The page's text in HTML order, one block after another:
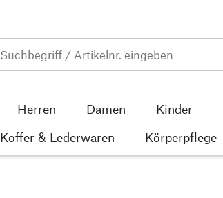
Herren Damen Kinder
Koffer & Lederwaren Körperpflege